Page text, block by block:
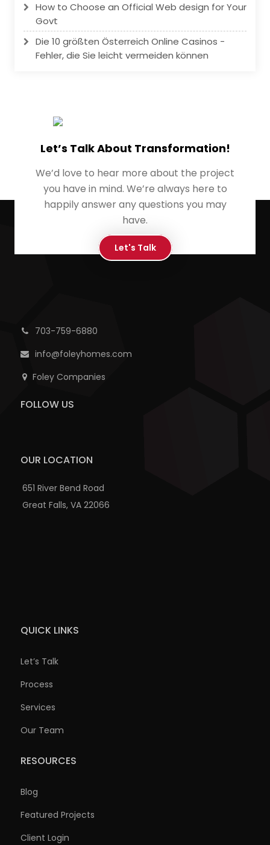
How to Choose an Official Web design for Your
Govt
Die 10 größten Österreich Online Casinos -
Fehler, die Sie leicht vermeiden können
Let’s Talk About Transformation!
We’d love to hear more about the project
you have in mind. We’re always here to
happily answer any questions you may
have.
Let's Talk
703-759-6880
info@foleyhomes.com
Foley Companies
FOLLOW US
OUR LOCATION
651 River Bend Road
Great Falls, VA 22066
QUICK LINKS
Let’s Talk
Process
Services
Our Team
RESOURCES
Blog
Featured Projects
Client Login